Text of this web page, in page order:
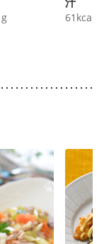
g 61 kcal